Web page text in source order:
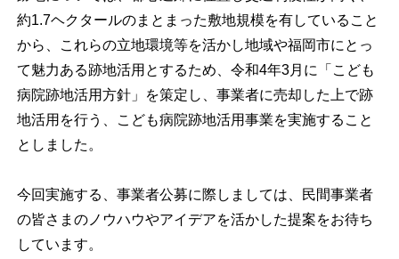
約1.7ヘクタールのまとまった敷地規模を有していること
から、これらの立地環境等を活かし地域や福岡市にとっ
て魅力ある跡地活用とするため、令和4年3月に「こども
病院跡地活用方針」を策定し、事業者に売却した上で跡
地活用を行う、こども病院跡地活用事業を実施すること
としました。
今回実施する、事業者公募に際しましては、民間事業者
の皆さまのノウハウやアイデアを活かした提案をお待ち
しています。